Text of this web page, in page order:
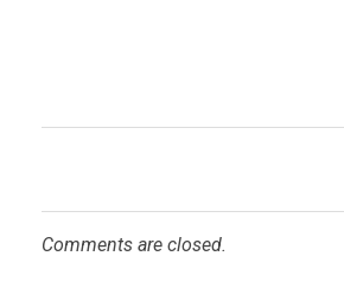
Comments are closed.